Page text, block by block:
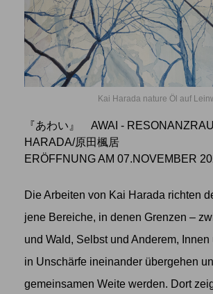
Kai Harada nature Öl auf
『あわい』 AWAI -
HARADA/原田楓居
ERÖFFNUNG AM 07.NOVEMBER
Die Arbeiten von Kai Harada richten
jene Bereiche, in denen Grenzen –
und Wald, Selbst und Anderem,
in Unschärfe ineinander übergehen
gemeinsamen Weite werden. Dort